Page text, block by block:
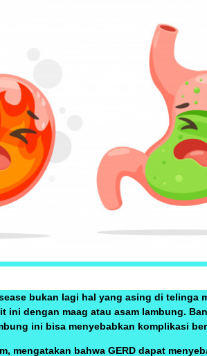
bukan lagi hal yang asing di telinga
ini dengan maag atau asam lambung.
ini bisa menyebabkan komplikasi
mengatakan bahwa GERD dapat